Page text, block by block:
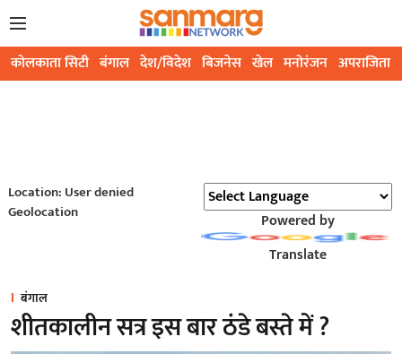
कोलकाता सिटी बंगाल देश/विदेश बिजनेस खेल मनोरंजन अपराजिता
Location: User denied
Geolocation
Powered by
Translate
बंगाल
शीतकालीन सत्र इस बार ठंडे बस्ते में ?